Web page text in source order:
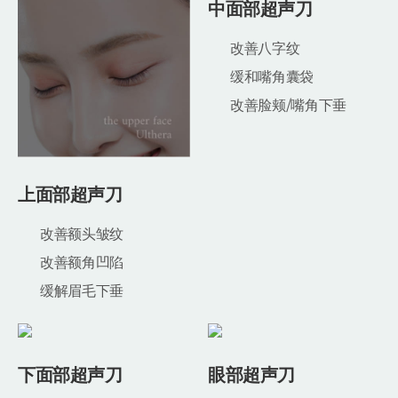
上面部超声刀
改善额头皱纹
改善额角凹陷
缓解眉毛下垂
中面部超声刀
改善八字纹
缓和嘴角囊袋
改善脸颊/嘴角下垂
下面部超声刀 眼部超声刀